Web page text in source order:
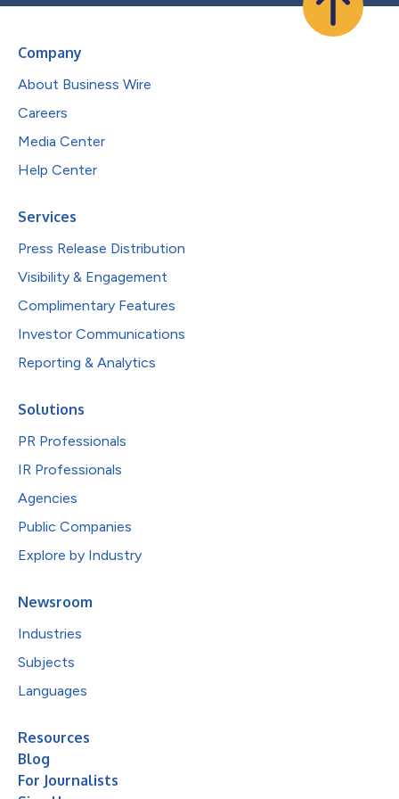
Company
About Business Wire
Careers
Media Center
Help Center
Services
Press Release Distribution
Visibility & Engagement
Complimentary Features
Investor Communications
Reporting & Analytics
Solutions
PR Professionals
IR Professionals
Agencies
Public Companies
Explore by Industry
Newsroom
Industries
Subjects
Languages
Resources
Blog
For Journalists